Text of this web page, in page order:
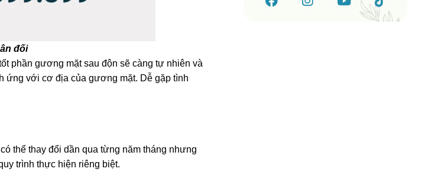
đối
phần gương mặt sau độn sẽ càng tự nhiên và
ứng với cơ địa của gương mặt. Dễ gặp tình
thể thay đổi dần qua từng năm tháng nhưng
trình thực hiện riêng biệt.